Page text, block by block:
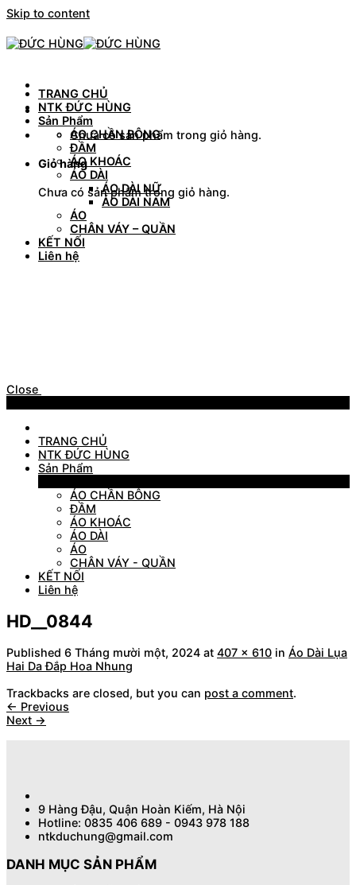
Skip to content
Chưa có sản phẩm trong giỏ hàng.
Giỏ hàng
Chưa có sản phẩm trong giỏ hàng.
TRANG CHỦ
NTK ĐỨC HÙNG
Sản Phẩm
ÁO CHẦN BÔNG
ĐẦM
ÁO KHOÁC
ÁO DÀI
ÁO DÀI NỮ
ÁO DÀI NAM
ÁO
CHÂN VÁY – QUẦN
KẾT NỐI
Liên hệ
Close
TRANG CHỦ
NTK ĐỨC HÙNG
Sản Phẩm
ÁO CHẦN BÔNG
ĐẦM
ÁO KHOÁC
ÁO DÀI
ÁO
CHÂN VÁY - QUẦN
KẾT NỐI
Liên hệ
HD__0844
Published 6 Tháng mười một, 2024 at 407 × 610 in Áo Dài Lụa
Hai Da Đắp Hoa Nhung
Trackbacks are closed, but you can post a comment.
← Previous
Next →
9 Hàng Đậu, Quận Hoàn Kiếm, Hà Nội
Hotline: 0835 406 689 - 0943 978 188
ntkduchung@gmail.com
DANH MỤC SẢN PHẨM